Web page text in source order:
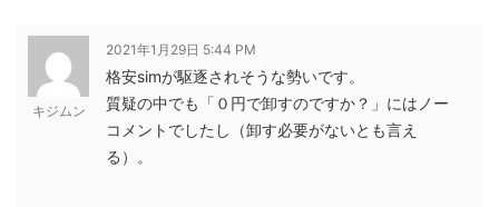
キジムン
2021年1月29日 5:44 PM
格安simが駆逐されそうな勢いです。
質疑の中でも「０円で卸すのですか？」にはノー
コメントでしたし（卸す必要がないとも言え
る）。